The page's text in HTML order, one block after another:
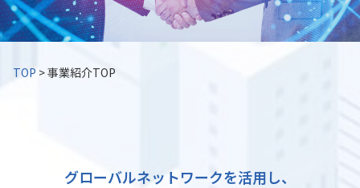
TOP >事業紹介TOP
グローバルネットワークを活用し、